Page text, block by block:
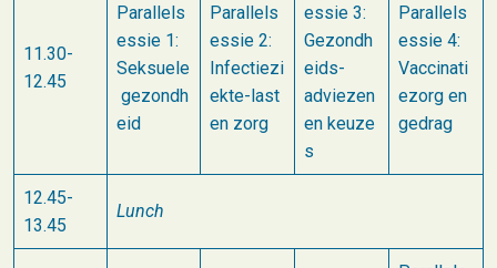
11.30-
12.45
Parallels
essie 1:
Seksuele
gezondh
eid
Parallels
essie 2:
Infectiezi
ekte-last
en zorg
essie 3:
Gezondh
eids-​
adviezen
en keuze
s
Parallels
essie 4:
Vaccinati
ezorg en
gedrag
12.45-
13.45
Lunch